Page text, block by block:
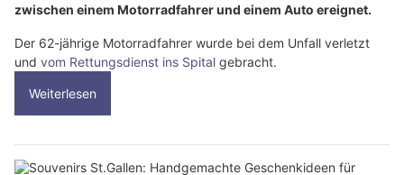
zwischen einem Motorradfahrer und einem Auto ereignet.
Der 62-jährige Motorradfahrer wurde bei dem Unfall verletzt
und vom Rettungsdienst ins Spital gebracht.
Weiterlesen